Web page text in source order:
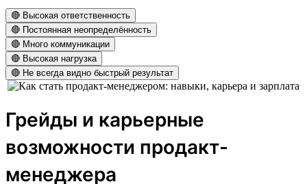
🔴 Высокая ответственность
🔴 Постоянная неопределённость
🔴 Много коммуникации
🔴 Высокая нагрузка
🔴 Не всегда видно быстрый результат
Грейды и карьерные
возможности продакт-
менеджера